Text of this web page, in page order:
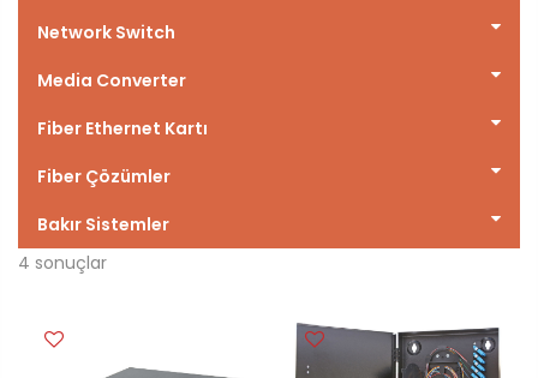
Network Switch
Media Converter
Fiber Ethernet Kartı
Fiber Çözümler
Bakır Sistemler
4 sonuçlar